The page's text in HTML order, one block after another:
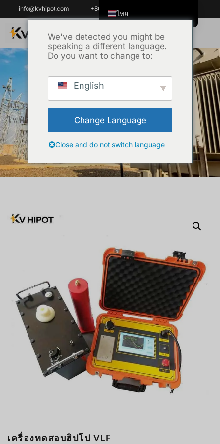
info@kvhipot.com +86 18062060691
หน้าหลัก
อุปกรณ์ทดสอบแรงดัน
ไฟฟ้าสูง
/ เครื่องทดสอบ Hipot แบบ VLF
เครื่องทดสอบฮิปโป VLF
We've detected you might be
speaking a different language.
Do you want to change to:
English
Change Language
Close and do not switch language
ไทย
Tiếng Việt
العربية
Русский
한국어
Português do Brasil
Español de Colombia
Español de Argentina
Slovenčina
Dansk
Polski
Deutsch
Svenska
Ελληνικά
O‘zbekcha
Bahasa Indonesia